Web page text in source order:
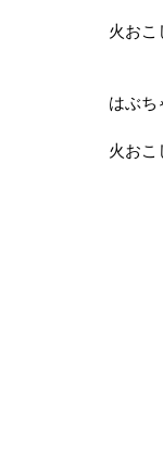
火お
はぶち
火おこ